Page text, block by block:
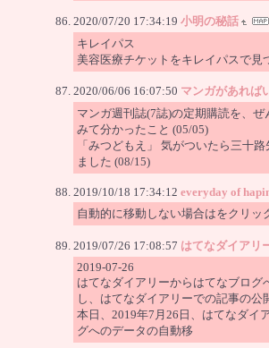
2020/07/20 17:34:19 小明の秘話
キレイパス
美容医療チケットをキレイパスで見
2020/06/06 16:07:50 マンガがあれば
マンガ週刊誌(7誌)の定期購読を、ぜ
みて分かったこと (05/05)
「みつどもえ」 気がついたら三十
ました (08/15)
2019/10/18 17:34:12 everyday of
自動的に移動しない場合はをクリッ
2019/07/26 17:08:57 はてなダイアリ
2019-07-26
はてなダイアリーからはてなブログ
し、はてなダイアリーでの記事の公
本日、2019年7月26日、はてなダイ
グへのデータの自動移